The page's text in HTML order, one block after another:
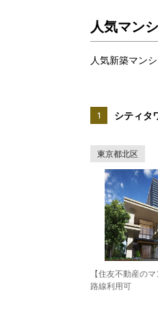
人気マン
人気新築マン
シティタ
東京都北区
【住友不動産の
路線利用可